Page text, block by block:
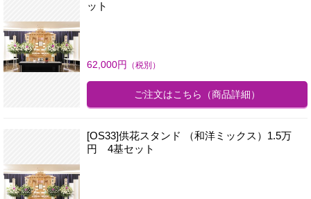
ット
62,000円 （税別）
ご注文はこちら （商品詳細）
[OS33]供花スタンド （和洋ミックス）1.5万
円 4基セット